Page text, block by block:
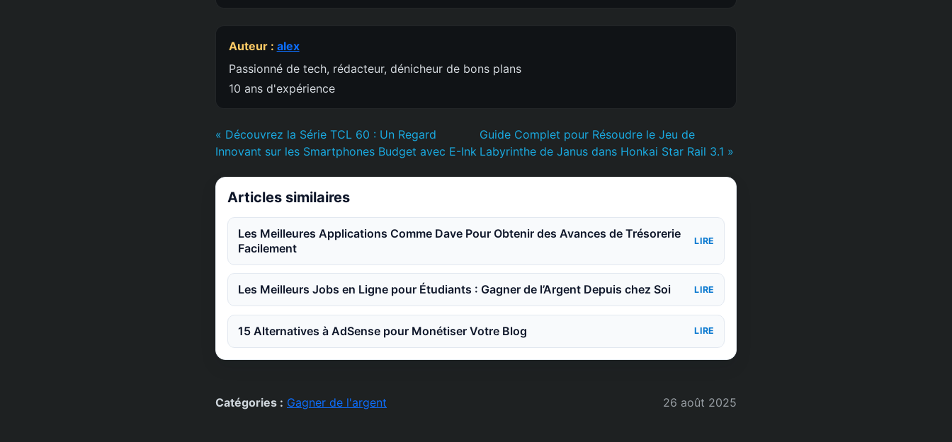
Auteur : alex
Passionné de tech, rédacteur, dénicheur de bons plans
10 ans d'expérience
« Découvrez la Série TCL 60 : Un Regard
Innovant sur les Smartphones Budget avec E-Ink
Guide Complet pour Résoudre le Jeu de
Labyrinthe de Janus dans Honkai Star Rail 3.1 »
Articles similaires
Les Meilleures Applications Comme Dave Pour Obtenir des Avances de Trésorerie
Facilement
LIRE
Les Meilleurs Jobs en Ligne pour Étudiants : Gagner de l’Argent Depuis chez Soi LIRE
15 Alternatives à AdSense pour Monétiser Votre Blog LIRE
Catégories : Gagner de l'argent 26 août 2025